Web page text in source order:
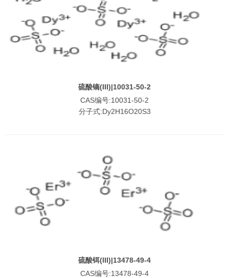
硫酸镝(III)|10031-50-2
CAS编号:10031-50-2
分子式:Dy2H16O20S3
硫酸铒(III)|13478-49-4
CAS编号:13478-49-4